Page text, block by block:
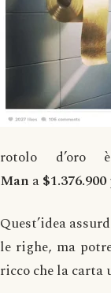
rotolo
Man a$1.376.900
Quest’idea
le righe, ma
ricco che la carta